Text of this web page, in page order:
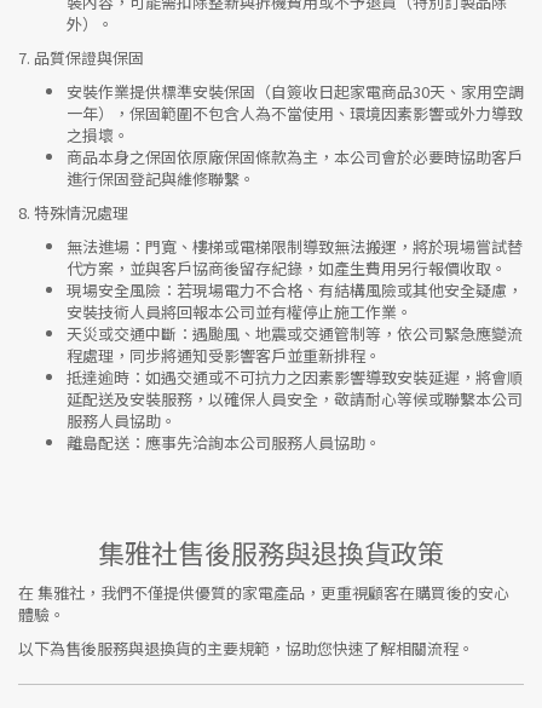
外）。
7. 品質保證與保固
安裝作業提供標準安裝保固（自簽收日起家電商品30天、家用空調
一年），保固範圍不包含人為不當使用、環境因素影響或外力導致
之損壞。
商品本身之保固依原廠保固條款為主，本公司會於必要時協助客戶
進行保固登記與維修聯繫。
8. 特殊情況處理
無法進場 ：門寬、樓梯或電梯限制導致無法搬運，將於現場嘗試替
代方案，並與客戶協商後留存紀錄，如產生費用另行報價收取。
現場安全風險 ： 若現場電力不合格、有結構風險或其他安全疑慮，
安裝技術人員將回報本公司並有權停止施工作業。
天災或交通中斷 ：遇颱風、地震或交通管制等，依公司緊急應變流
程處理，同步將通知受影響客戶並重新排程。
抵達逾時 ：如遇交通或不可抗力之因素影響導致安裝延遲，將會順
延配送及安裝服務，以確保人員安全，敬請耐心等候或聯繫本公司
服務人員協助。
離島配送 ：應事先洽詢本公司服務人員協助。
集雅社售後服務與退換貨政策
在集雅社 ，我們不僅提供優質的家電產品，更重視顧客在購買後的安心
體驗。
以下為售後服務與退換貨的主要規範，協助您快速了解相關流程。